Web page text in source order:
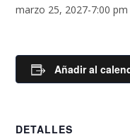
marzo 25, 2027-7:00 pm
Añadir al
DETALLES